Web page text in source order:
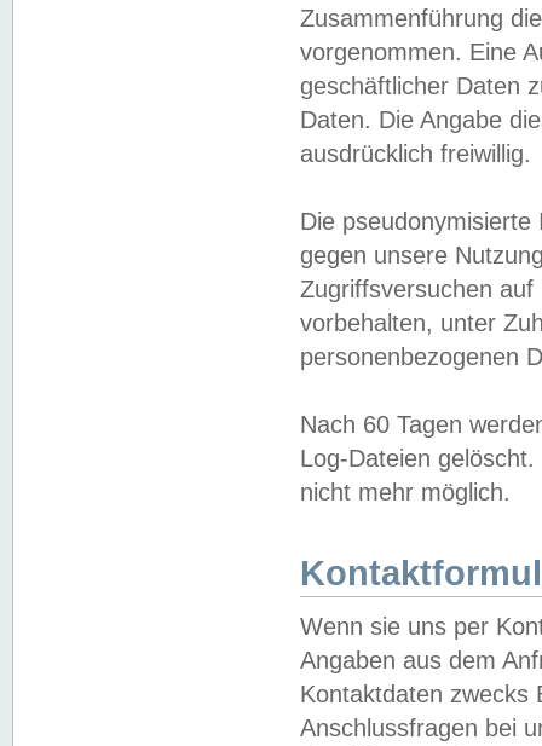
Zusammenführung
vorgenommen. Eine
geschäftlicher Daten
Daten. Die Angabe
ausdrücklich freiwillig.
Die
gegen unsere
Zugriffsversuchen
vorbehalten, unter
personenbezogenen
Nach 60 Tagen
Log-Dateien
nicht mehr möglich.
Wenn sie uns per
Angaben aus dem
Kontaktdaten zwecks
Anschlussfragen bei